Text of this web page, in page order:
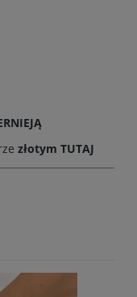
złotym TUTAJ